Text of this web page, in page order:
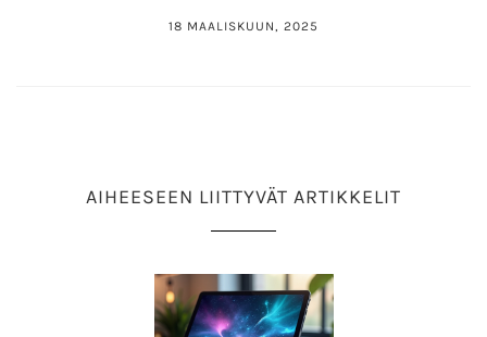
18 MAALISKUUN, 2025
AIHEESEEN LIITTYVÄT ARTIKKELIT